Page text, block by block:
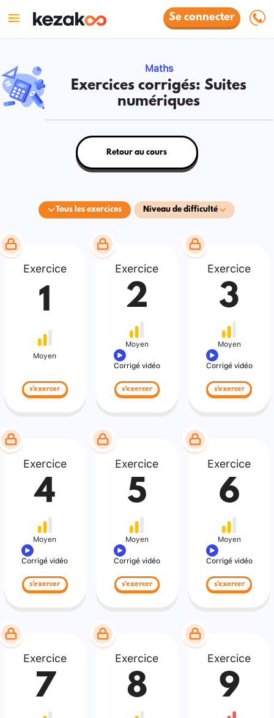
Se connecter
Maths
Exercices corrigés: Suites
numériques
Tous les exercices Niveau de difficulté
Retour au cours
Exercice
1
Moyen
s'exercer
Exercice
2
Moyen
Corrigé vidéo
s'exercer
Exercice
3
Moyen
Corrigé vidéo
s'exercer
Exercice
4
Moyen
Corrigé vidéo
s'exercer
Exercice
5
Moyen
Corrigé vidéo
s'exercer
Exercice
6
Moyen
Corrigé vidéo
s'exercer
Exercice
7
Exercice
8
Exercice
9